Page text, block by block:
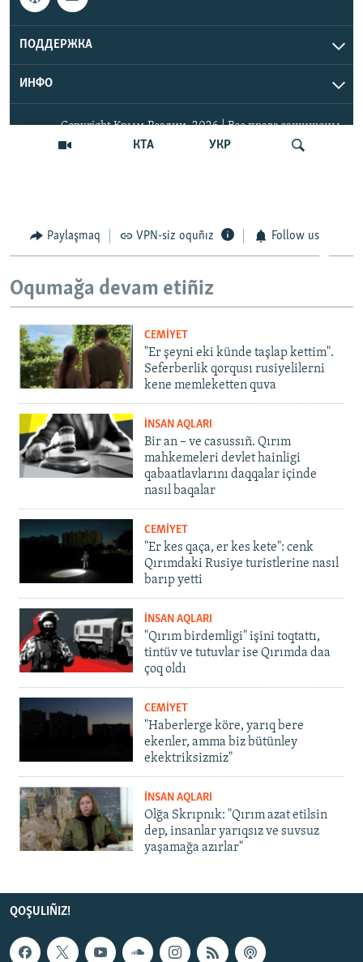
Paylaşmaq VPN-siz oquñız Follow us
Oqumağa devam etiñiz
CEMİYET
"Er şeyni eki künde taşlap kettim".
Seferberlik qorqusı rusiyelilerni
kene memleketten quva
İNSAN AQLARI
Bir an – ve casussıñ. Qırım
mahkemeleri devlet hainligi
qabaatlavlarını daqqalar içinde
nasıl baqalar
CEMİYET
"Er kes qaça, er kes kete": cenk
Qırımdaki Rusiye turistlerine nasıl
barıp yetti
İNSAN AQLARI
"Qırım birdemligi" işini toqtattı,
tintüv ve tutuvlar ise Qırımda daa
çoq oldı
CEMİYET
"Haberlerge köre, yarıq bere
ekenler, amma biz bütünley
ekektriksizmiz"
İNSAN AQLARI
Olğa Skrıpnık: "Qırım azat etilsin
dep, insanlar yarıqsız ve suvsuz
yaşamağa azırlar"
QOŞULIÑIZ!